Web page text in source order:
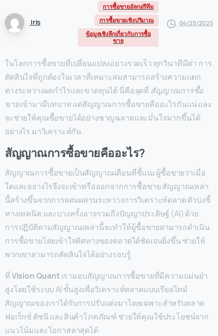
Iris
การซื้อขายอัลกอรึทึม
การซื้อขายเชิงปริมาณ
ข้อมูลเชิงลึกเกี่ยวกับการซื้อ
ขาย
04/25/2025
ในโลกการซื้อขายที่เปลี่ยนแปลงอย่างรวดเร็ว ทุกวินาทีมีค่า การ
ตัดสินใจที่ถูกต้องในเวลาที่เหมาะสมสามารถสร้างความแตก
ต่างระหว่างผลกำไรและขาดทุนได้ นี่คือจุดที่ สัญญาณการซื้อ
ขายเข้ามามีบทบาท แต่สัญญาณการซื้อขายคืออะไรกันแน่ และ
จะช่วยให้คุณซื้อขายได้อย่างชาญฉลาดและมั่นใจมากขึ้นได้
อย่างไร มาวิเคราะห์กัน
สัญญาณการซื้อขายคืออะไร?
สัญญาณการซื้อขายเป็นสัญญาณเตือนที่ชี้แนะผู้ซื้อขายว่าเมื่อ
ใดและอย่างไรจึงจะเข้าหรือออกจากการซื้อขาย สัญญาณเหล่า
นี้สร้างขึ้นจากการผสมผสานระหว่างการวิเคราะห์ตลาด ตัวบ่งชี้
ทางเทคนิค และบางครั้งอาจรวมถึงปัญญาประดิษฐ์ (AI) ด้วย
การปฏิบัติตามสัญญาณเหล่านี้จะทำให้ผู้ซื้อขายสามารถดำเนิน
การซื้อขายโดยเข้าใจทิศทางของตลาดได้ชัดเจนยิ่งขึ้น ช่วยให้
พวกเขาสามารถตัดสินใจได้อย่างรอบรู้
ที่Vision Quantเรามอบสัญญาณการซื้อขายที่มีความแม่นยำ
สูงโดยใช้ระบบ AI ขั้นสูงเพื่อวิเคราะห์ตลาดแบบเรียลไทม์
สัญญาณของเราได้รับการปรับแต่งมาโดยเฉพาะสำหรับตลาด
ฟอเร็กซ์ ดัชนี และสินค้าโภคภัณฑ์ ช่วยให้คุณใช้ประโยชน์จาก
แนวโน้มและโอกาสล่าสุดได้